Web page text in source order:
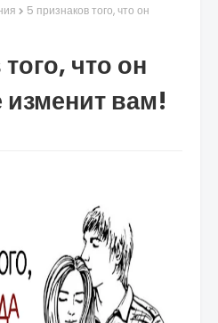
5 признаков того, что он
что он
вам!